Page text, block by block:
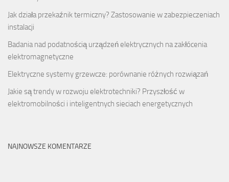
Jak działa przekaźnik termiczny? Zastosowanie w zabezpieczeniach
instalacji
Badania nad podatnością urządzeń elektrycznych na zakłócenia
elektromagnetyczne
Elektryczne systemy grzewcze: porównanie różnych rozwiązań
Jakie są trendy w rozwoju elektrotechniki? Przyszłość w
elektromobilności i inteligentnych sieciach energetycznych
NAJNOWSZE KOMENTARZE